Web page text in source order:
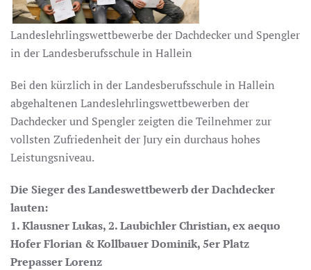
Landeslehrlingswettbewerbe der Dachdecker und Spengler
in der Landesberufsschule in Hallein
Bei den kürzlich in der Landesberufsschule in Hallein
abgehaltenen Landeslehrlingswettbewerben der
Dachdecker und Spengler zeigten die Teilnehmer zur
vollsten Zufriedenheit der Jury ein durchaus hohes
Leistungsniveau.
Die Sieger des Landeswettbewerb der Dachdecker
lauten:
1. Klausner Lukas, 2. Laubichler Christian, ex aequo
Hofer Florian & Kollbauer Dominik, 5er Platz
Prepasser Lorenz